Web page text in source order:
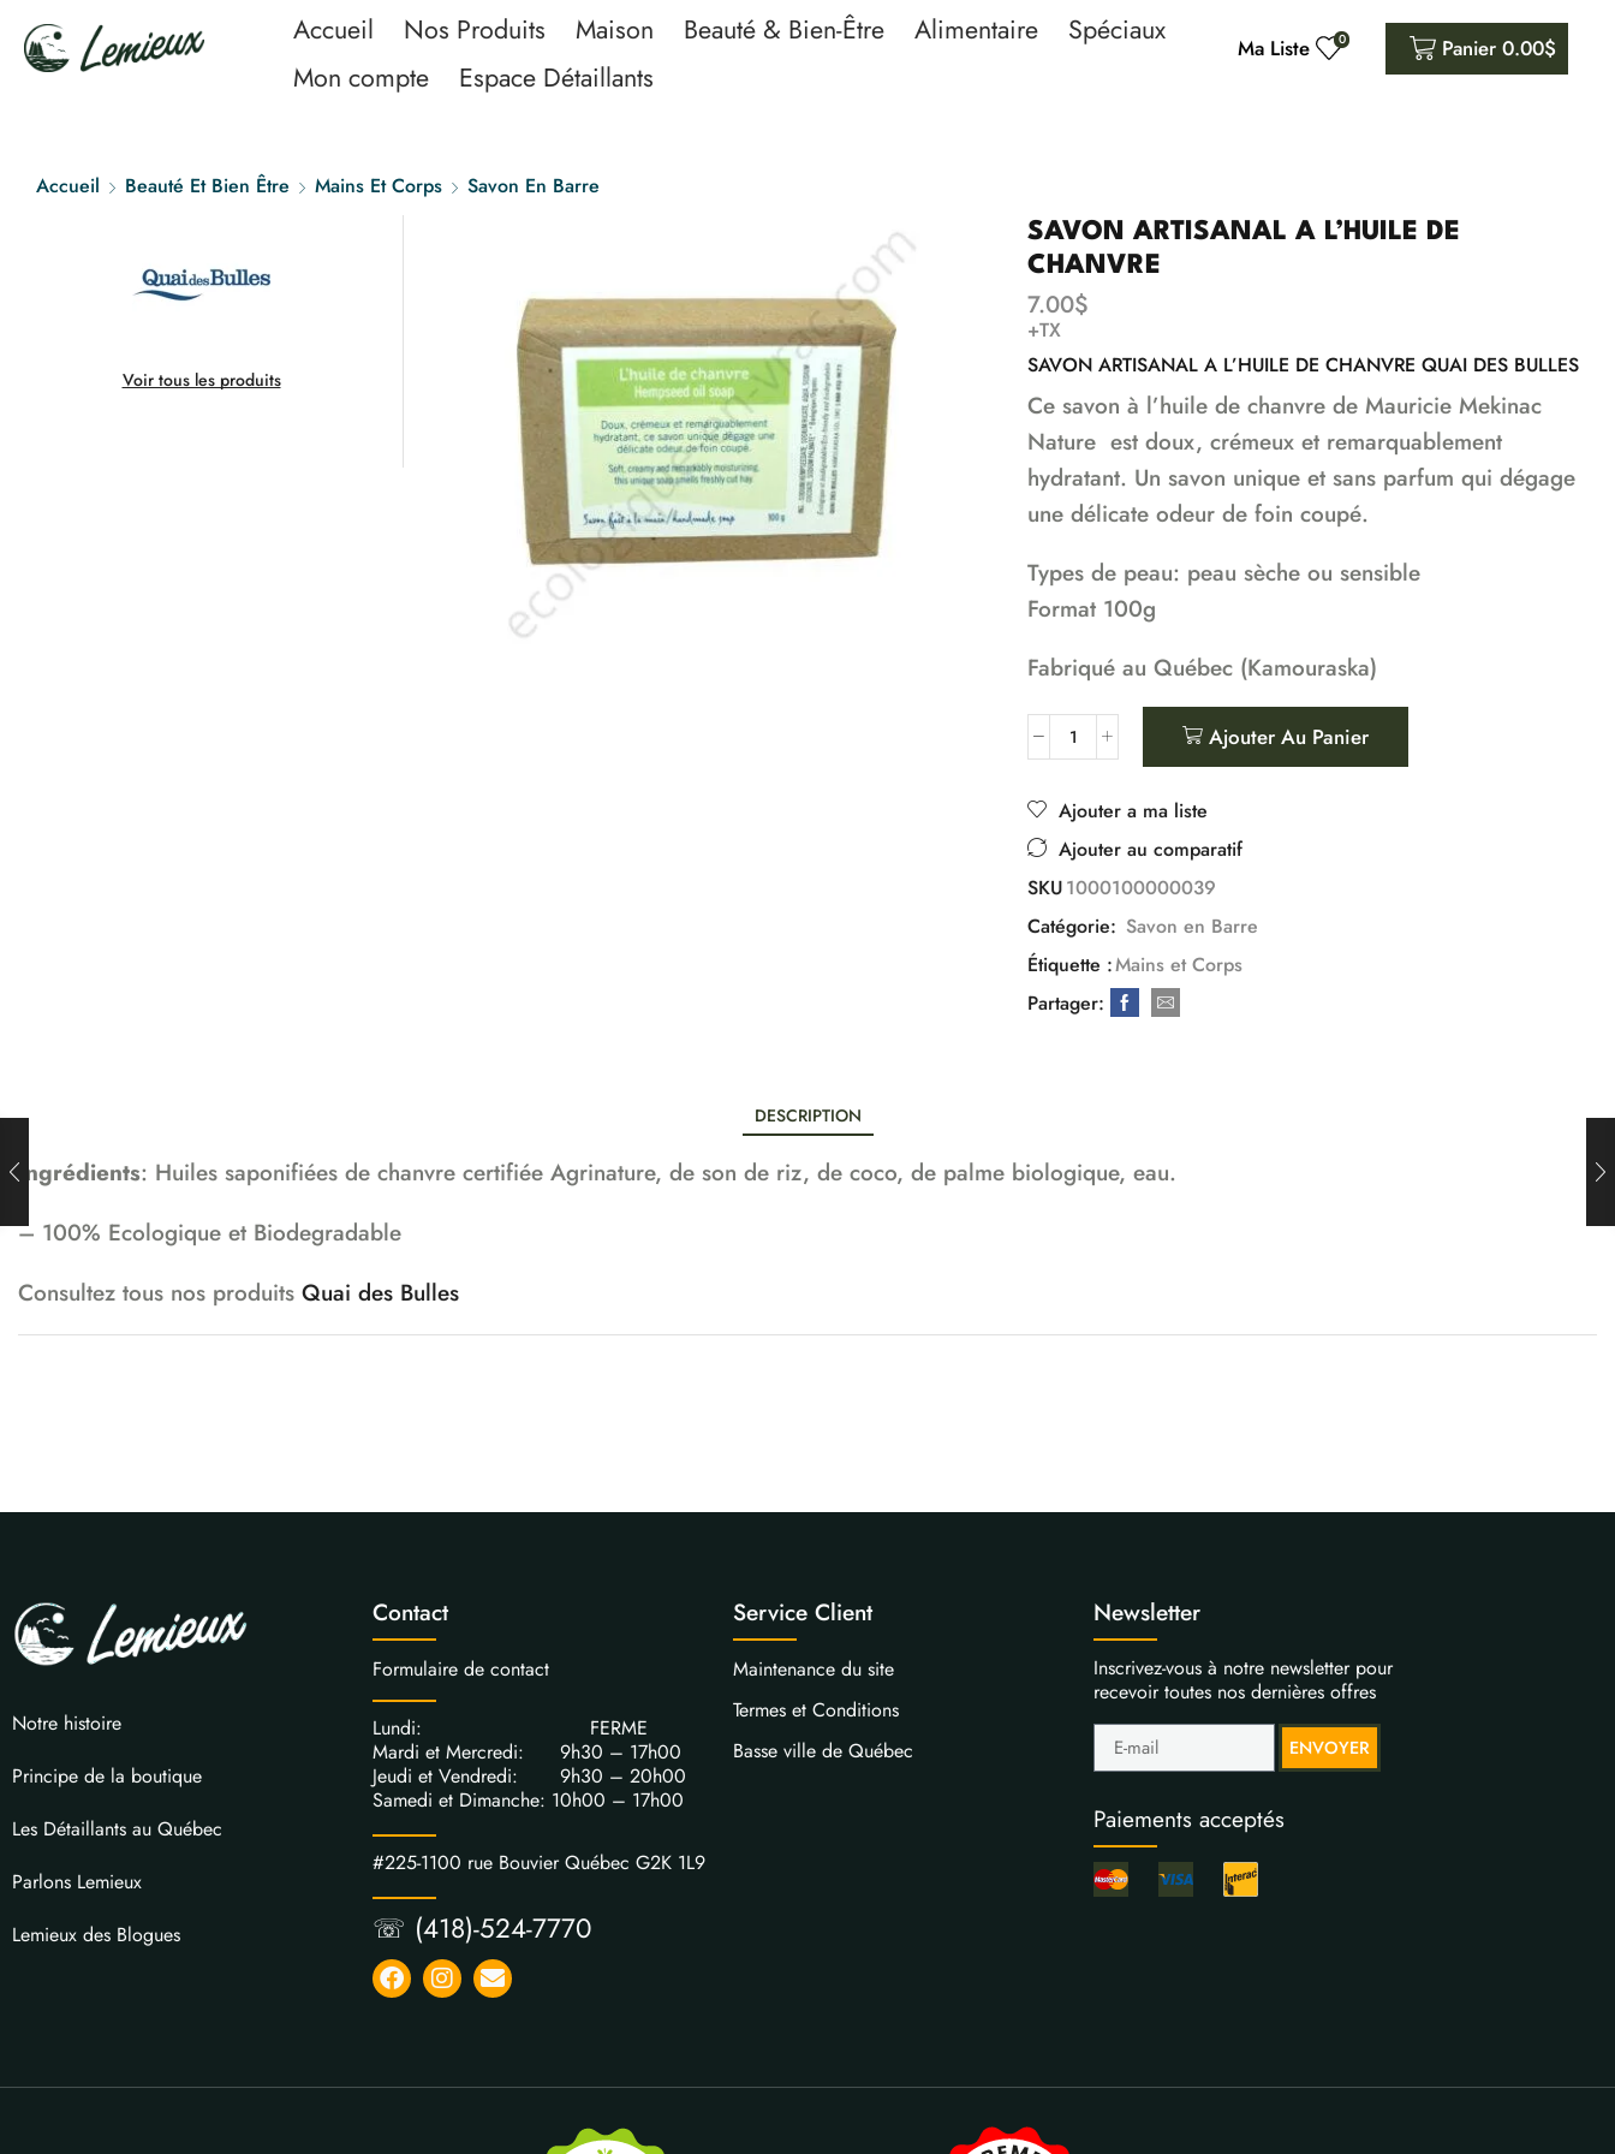
Accueil Nos Produits Maison Beauté & Bien-Être Alimentaire
Spéciaux
Mon compte
Espace Détaillants
Ma Liste 0 Panier 0.00$
Accueil Beauté Et Bien Être Mains Et Corps Savon En Barre
SAVON ARTISANAL A L’HUILE DE
CHANVRE
7.00$
+TX
SAVON ARTISANAL A L’HUILE DE CHANVRE QUAI DES BULLES
Ce savon à l’huile de chanvre de Mauricie Mekinac
Nature est doux, crémeux et remarquablement
hydratant. Un savon unique et sans parfum qui dégage
une délicate odeur de foin coupé.
Types de peau: peau sèche ou sensible
Format 100g
Fabriqué au Québec (Kamouraska)
Ajouter Au Panier
Ajouter a ma liste
Ajouter au comparatif
SKU1000100000039
Catégorie: Savon en Barre
Étiquette :Mains et Corps
Partager:
Voir tous les produits
DESCRIPTION
Ingrédients: Huiles saponifiées de chanvre certifiée Agrinature, de son de riz, de coco, de palme biologique, eau.
– 100% Ecologique et Biodegradable
Consultez tous nos produits Quai des Bulles
Notre histoire
Principe de la boutique
Les Détaillants au Québec
Parlons Lemieux
Lemieux des Blogues
Contact
Formulaire de contact
Lundi: FERME
Mardi et Mercredi: 9h30 – 17h00
Jeudi et Vendredi: 9h30 – 20h00
Samedi et Dimanche: 10h00 – 17h00
#225-1100 rue Bouvier Québec G2K 1L9
☏ (418)-524-7770
Service Client
Maintenance du site
Termes et Conditions
Basse ville de Québec
Newsletter
Inscrivez-vous à notre newsletter pour
recevoir toutes nos dernières offres
ENVOYER
Paiements acceptés